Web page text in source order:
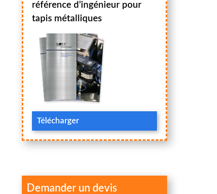
référence d’ingénieur pour
tapis métalliques
Télécharger
Demander un devis